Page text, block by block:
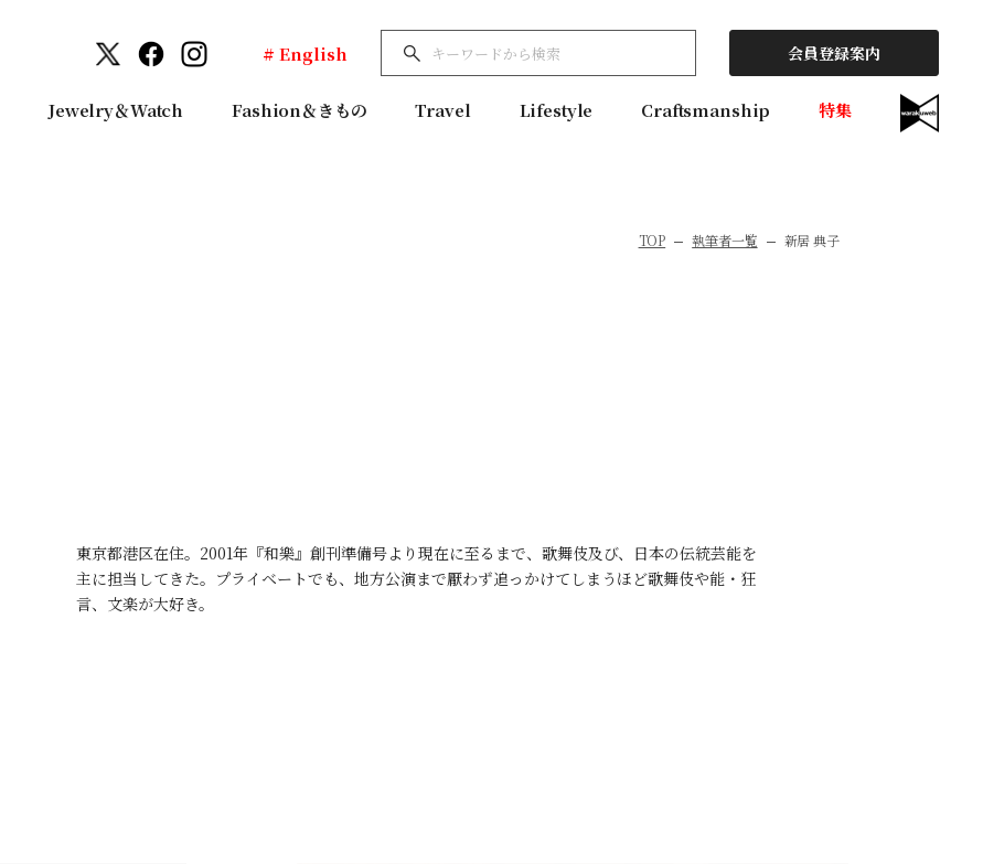
# English 会員登録案内
Jewelry＆Watch Fashion＆きもの Travel Lifestyle Craftsmanship 特集
TOP 執筆者一覧 新居 典子
東京都港区在住。2001年『和樂』創刊準備号より現在に至るまで、歌舞伎及び、日本の伝統芸能を
主に担当してきた。プライベートでも、地方公演まで厭わず追っかけてしまうほど歌舞伎や能・狂
言、文楽が大好き。